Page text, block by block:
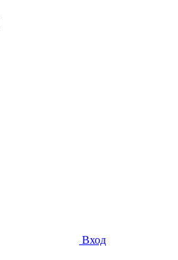
Вход